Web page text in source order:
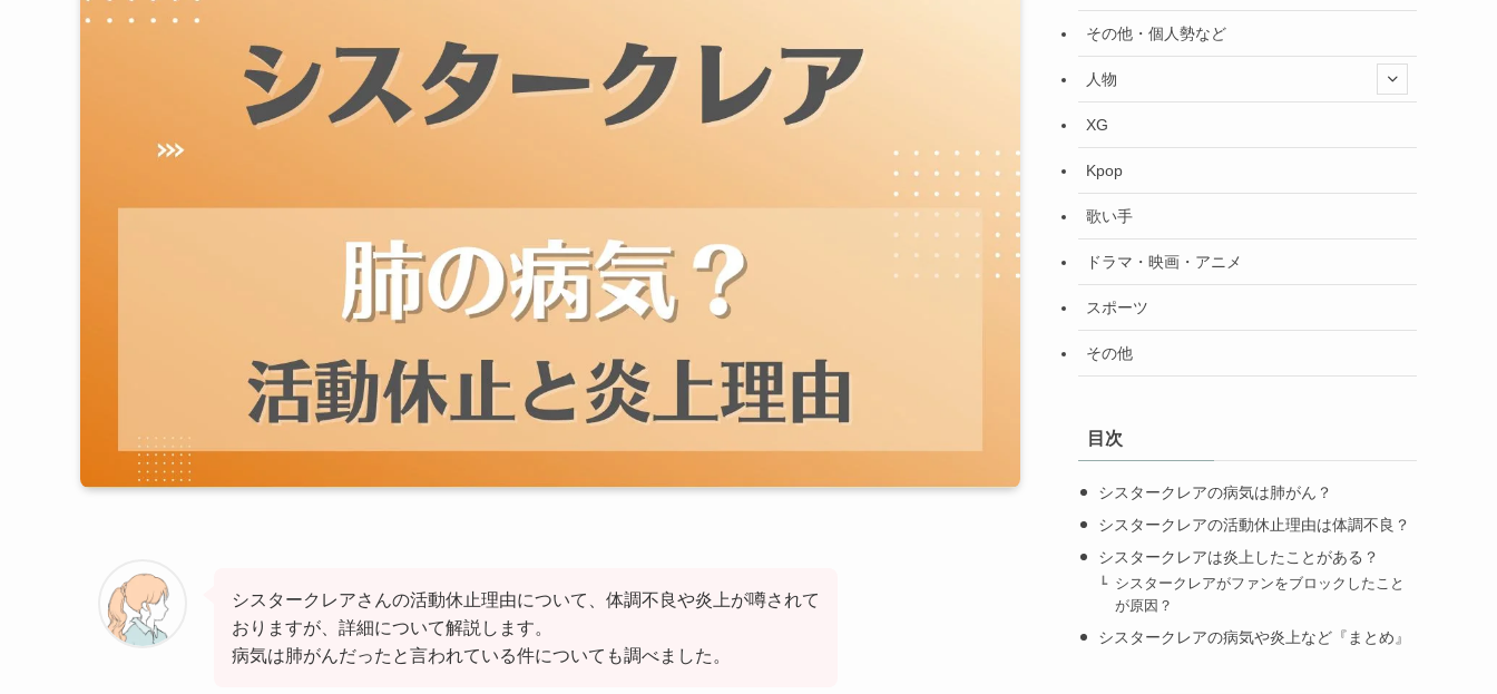
シスタークレアさんの活動休止理由について、体調不良や炎上が噂されて
おりますが、詳細について解説します。
病気は肺がんだったと言われている件についても調べました。
その他・個人勢など
人物
XG
Kpop
歌い手
ドラマ・映画・アニメ
スポーツ
その他
目次
シスタークレアの病気は肺がん？
シスタークレアの活動休止理由は体調不良？
シスタークレアは炎上したことがある？
シスタークレアがファンをブロックしたこと
が原因？
シスタークレアの病気や炎上など『まとめ』